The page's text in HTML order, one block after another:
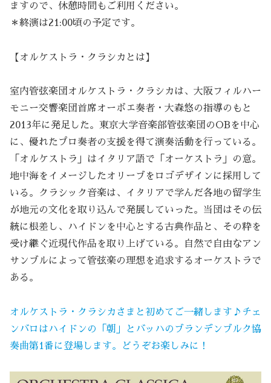
ますので、休憩時間もご利用ください。
＊終演は21:00頃の予定です。
【オルケストラ・クラシカとは】
室内管弦楽団オルケストラ・クラシカは、大阪フィルハー
モニー交響楽団首席オーボエ奏者・大森悠の指導のもと
2013年に発足した。東京大学音楽部管弦楽団のOBを中心
に、優れたプロ奏者の支援を得て演奏活動を行っている。
「オルケストラ」はイタリア語で「オーケストラ」の意。
地中海をイメージしたオリーブをロゴデザインに採用して
いる。クラシック音楽は、イタリアで学んだ各地の留学生
が地元の文化を取り込んで発展していった。当団はその伝
統に根差し、ハイドンを中心とする古典作品と、その粋を
受け継ぐ近現代作品を取り上げている。自然で自由なアン
サンブルによって管弦楽の理想を追求するオーケストラで
ある。
オルケストラ・クラシカさまと初めてご一緒します♪チェ
ンバロはハイドンの「朝」とバッハのブランデンブルク協
奏曲第1番に登場します。どうぞお楽しみに！